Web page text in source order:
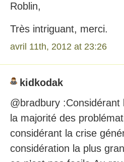
Roblin,
Très intriguant, merci.
avril 11th, 2012 at 23:26
kidkodak
@bradbury :Considérant
la majorité des
considérant la crise
considération la plus